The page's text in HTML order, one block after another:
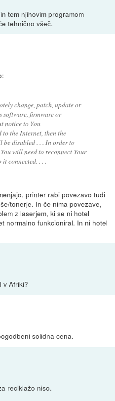
tem njihovim programom
tehnično všeč.
change, patch, update or
software, firmware or
notice to You
the Internet, then the
disabled . . . In order to
will need to reconnect Your
connected. . . .
printer rabi povezavo tudi
tonerje. In če nima povezave,
z laserjem, ki se ni hotel
normalno funkcioniral. In ni hotel
v Afriki?
solidna cena.
reciklažo niso.